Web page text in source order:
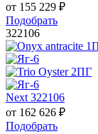
от 155 229 ₽
Подобрать
322106
Next 322106
от 162 626 ₽
Подобрать